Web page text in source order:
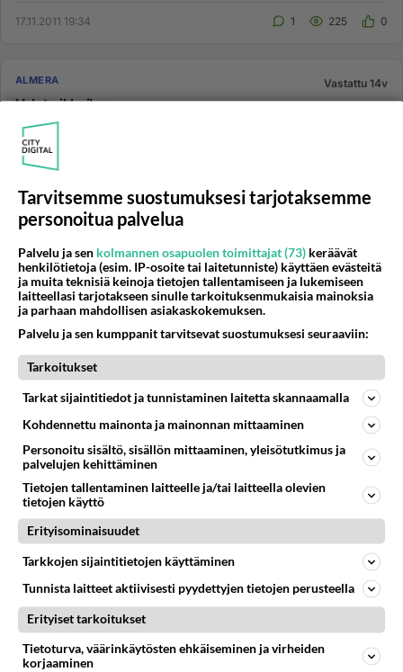
17.11.2011 19:34 1 225 0
ALMERA Vastattu 14v
Valot oikkuilee
Hankittiin -96 Almera 1.6 SLX, jonka ajovaloissa
huomattiin outo vika - olisiko joku kosketushäiriö?
Autossa on valomuis...
29.10.2010 19:11 4 848
ALMERA Vastattu 14v
Almera -99 Hatchback VALOT
Oma ongelma taitaa olla uniikki, vaikka valoista ne
näköjään muutkin täällä puhuu. - Pimeni toinen valo,
09.11.2011 13:10
ALMERA Vastattu 14v
n15 1.6 sr viat?
muualla joitai tyyppivikoja kuin kehno ruostesuojaus?
missä maassa a...
27.10.2011 06:53 3 288 0
Tarvitsemme suostumuksesi tarjotaksemme
personoitua palvelua
Palvelu ja sen kolmannen osapuolen toimittajat (73) keräävät
henkilötietoja (esim. IP-osoite tai laitetunniste) käyttäen evästeitä
ja muita teknisiä keinoja tietojen tallentamiseen ja lukemiseen
laitteellasi tarjotakseen sinulle tarkoituksenmukaisia mainoksia
ja parhaan mahdollisen asiakaskokemuksen.
Palvelu ja sen kumppanit tarvitsevat suostumuksesi seuraaviin:
Tarkoitukset
Tarkat sijaintitiedot ja tunnistaminen laitetta skannaamalla
Kohdennettu mainonta ja mainonnan mittaaminen
Personoitu sisältö, sisällön mittaaminen, yleisötutkimus ja
palvelujen kehittäminen
Tietojen tallentaminen laitteelle ja/tai laitteella olevien
tietojen käyttö
Erityisominaisuudet
Tarkkojen sijaintitietojen käyttäminen
Tunnista laitteet aktiivisesti pyydettyjen tietojen perusteella
Erityiset tarkoitukset
Tietoturva, väärinkäytösten ehkäiseminen ja virheiden
korjaaminen